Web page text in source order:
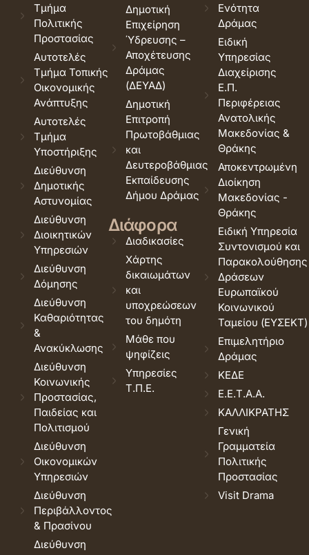
Τμήμα
Πολιτικής
Προστασίας
Αυτοτελές
Τμήμα Τοπικής
Οικονομικής
Ανάπτυξης
Αυτοτελές
Τμήμα
Υποστήριξης
Διεύθυνση
Δημοτικής
Αστυνομίας
Διεύθυνση
Διοικητικών
Υπηρεσιών
Διεύθυνση
Δόμησης
Διεύθυνση
Καθαριότητας
&
Ανακύκλωσης
Διεύθυνση
Κοινωνικής
Προστασίας,
Παιδείας και
Πολιτισμού
Διεύθυνση
Οικονομικών
Υπηρεσιών
Διεύθυνση
Περιβάλλοντος
& Πρασίνου
Διεύθυνση
Δημοτική
Επιχείρηση
Ύδρευσης –
Αποχέτευσης
Δράμας
(ΔΕΥΑΔ)
Δημοτική
Επιτροπή
Πρωτοβάθμιας
και
Δευτεροβάθμιας
Εκπαίδευσης
Δήμου Δράμας
Διάφορα
Διαδικασίες
Χάρτης
δικαιωμάτων
και
υποχρεώσεων
του δημότη
Μάθε που
ψηφίζεις
Υπηρεσίες
Τ.Π.Ε.
Ενότητα
Δράμας
Ειδική
Υπηρεσίας
Διαχείρισης
Ε.Π.
Περιφέρειας
Ανατολικής
Μακεδονίας &
Θράκης
Αποκεντρωμένη
Διοίκηση
Μακεδονίας -
Θράκης
Ειδική Υπηρεσία
Συντονισμού και
Παρακολούθησης
Δράσεων
Ευρωπαϊκού
Κοινωνικού
Ταμείου (ΕΥΣΕΚΤ)
Επιμελητήριο
Δράμας
ΚΕΔΕ
Ε.Ε.Τ.Α.Α.
ΚΑΛΛΙΚΡΑΤΗΣ
Γενική
Γραμματεία
Πολιτικής
Προστασίας
Visit Drama